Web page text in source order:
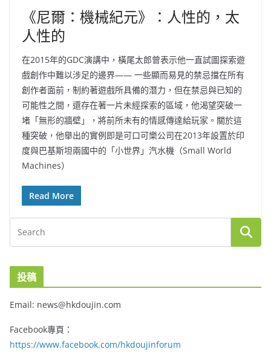
《尼爾：機械紀元》：人性的，太
人性的
在2015年的GDC演講中，橫尾太郎曾表示他一直試圖探索遊
戲創作中難以涉足的邊界—— 一些顯而易見的禁忌擋在所有
創作者面前，制約著遊戲所具備的潛力，但在禁忌與已知的
可能性之間，還存在著一片未經探索的區域，他渴望突破一
堵「無形的牆壁」，將前所未有的情感傳達給玩家。關於這
種突破，他舉出的實例即是可口可樂公司在2013年設置於印
度與巴基斯坦兩國中的「小世界」汽水機（Small World
Machines）
Read More
投稿
Email: news@hkdoujin.com
Facebook專頁：
https://www.facebook.com/hkdoujinforum